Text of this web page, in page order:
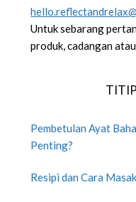
Untuk sebarang
produk, cadangan
Pembetulan Ayat
Penting?
Resipi dan Cara